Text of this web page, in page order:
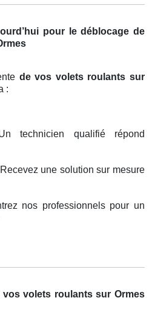
pour le déblocage de
de vos volets roulants sur
:
technicien qualifié répond
une solution sur mesure
nos professionnels pour un
vos volets roulants sur Ormes